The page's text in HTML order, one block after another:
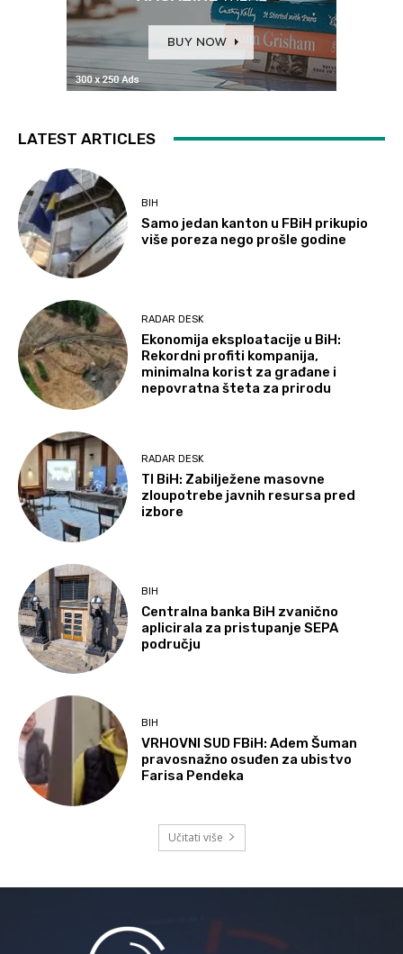
LATEST ARTICLES
BIH
Samo jedan kanton u FBiH prikupio
više poreza nego prošle godine
RADAR DESK
Ekonomija eksploatacije u BiH:
Rekordni profiti kompanija,
minimalna korist za građane i
nepovratna šteta za prirodu
RADAR DESK
TI BiH: Zabilježene masovne
zloupotrebe javnih resursa pred
izbore
BIH
Centralna banka BiH zvanično
aplicirala za pristupanje SEPA
području
BIH
VRHOVNI SUD FBiH: Adem Šuman
pravosnažno osuđen za ubistvo
Farisa Pendeka
Učitati više